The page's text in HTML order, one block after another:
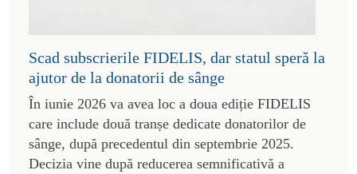
Scad subscrierile FIDELIS, dar statul speră la
ajutor de la donatorii de sânge
În iunie 2026 va avea loc a doua ediție FIDELIS
care include două tranșe dedicate donatorilor de
sânge, după precedentul din septembrie 2025.
Decizia vine după reducerea semnificativă a